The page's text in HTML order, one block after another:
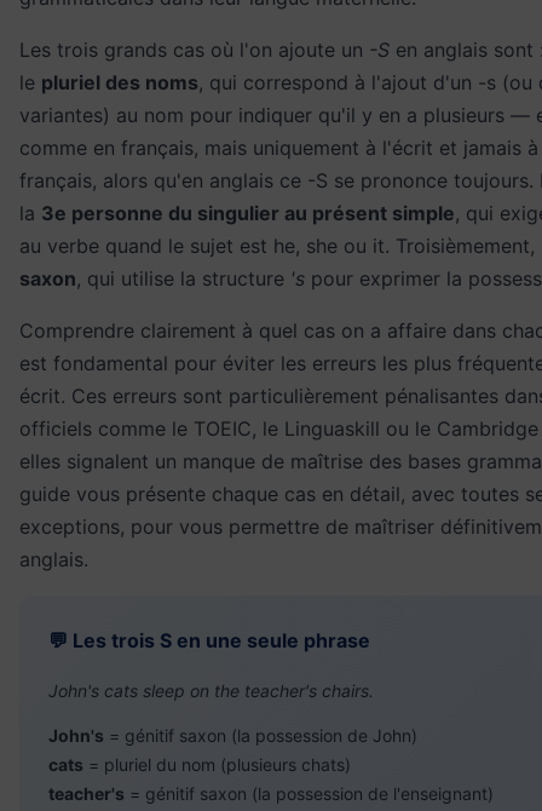
Les trois grands cas où l'on ajoute un -S en anglais sont
le pluriel des noms, qui correspond à l'ajout d'un -s (ou
variantes) au nom pour indiquer qu'il y en a plusieurs —
comme en français, mais uniquement à l'écrit et jamais
français, alors qu'en anglais ce -S se prononce toujours.
la 3e personne du singulier au présent simple, qui
au verbe quand le sujet est he, she ou it.
saxon, qui utilise la structure 's pour exprimer la
Comprendre clairement à quel cas on a affaire dans
est fondamental pour éviter les erreurs les plus
écrit. Ces erreurs sont particulièrement pénalisantes
officiels comme le TOEIC, le Linguaskill ou le
elles signalent un manque de maîtrise des bases
guide vous présente chaque cas en détail, avec toutes
exceptions, pour vous permettre de maîtriser
anglais.
💬 Les trois S en une seule phrase
John's cats sleep on the teacher's chairs.
John's = génitif saxon (la possession de John)
cats = pluriel du nom (plusieurs chats)
teacher's = génitif saxon (la possession de l'enseignant)